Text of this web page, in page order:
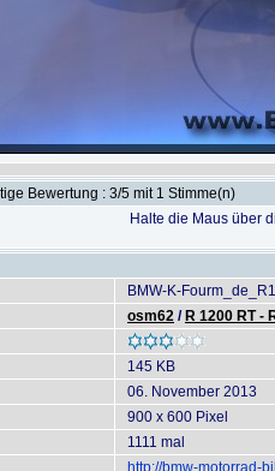
Bewertung : 3/5 mit 1 Stimme(n)
Halte die Maus über
BMW-K-
osm62 / R 1200 RT -
145 KB
06. November 2013
900 x 600 Pixel
1111 mal
http://bmw-motorrad-